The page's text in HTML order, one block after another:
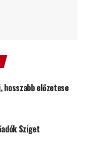
hosszabb előzetese
Sziget